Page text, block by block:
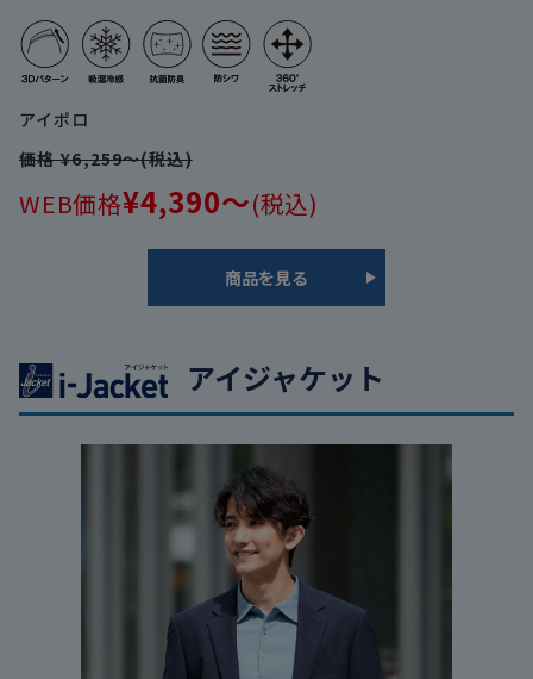
アイポロ
価格 ¥6,259～(税込)
WEB価格¥4,390～(税込)
商品を見る
アイジャケット